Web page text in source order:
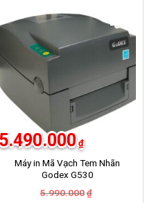
-8%
Máy in Mã Vạch Tem Nhãn
Godex G530
5.990.000 ₫
₫